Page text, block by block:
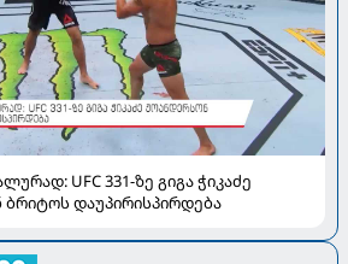
UFC 331-ზე გიგა ჭიკაძე
დაუპირისპირდება